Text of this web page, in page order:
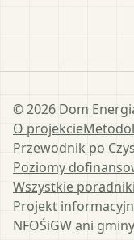
©2026 Dom
O projekcie
Przewodnik po
Poziomy
Wszystkie poradniki
Projekt
NFOŚiGW ani